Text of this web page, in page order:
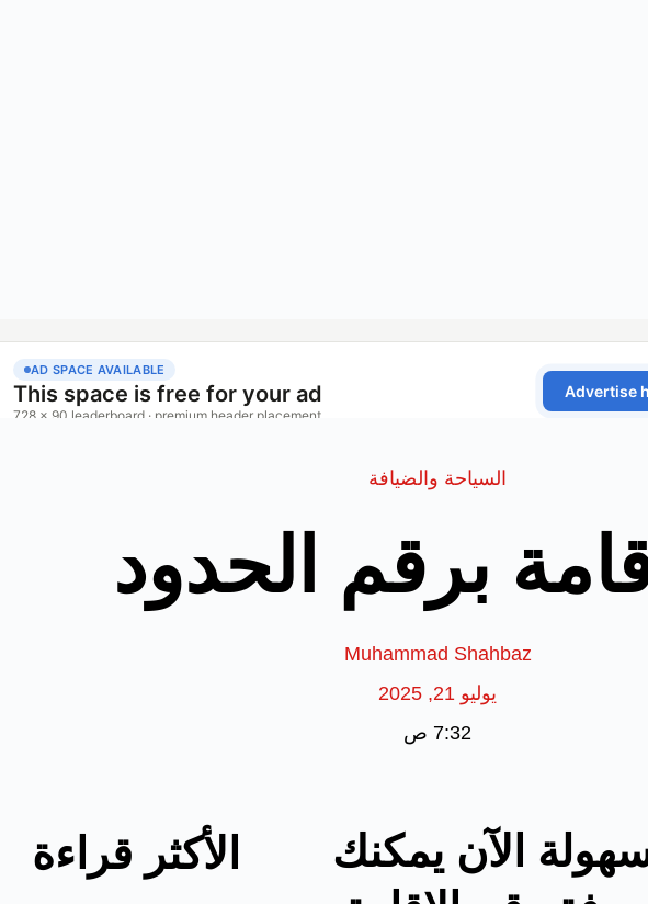
السياحة والضيافة
برقم الحدود
Muhammad Shahbaz
يوليو 21, 2025
7:32 ص
الآن يمكنك
الأكثر قراءة